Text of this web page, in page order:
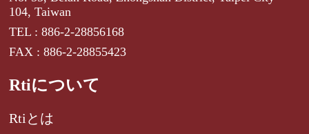
104, Taiwan
TEL : 886-2-28856168
FAX : 886-2-28855423
Rtiについて
Rtiとは